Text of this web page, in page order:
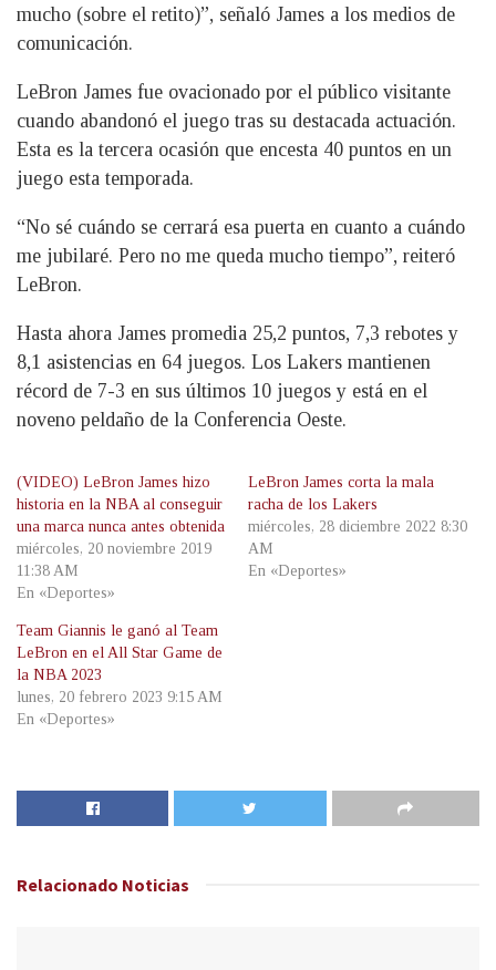
mucho (sobre el retito)”, señaló James a los medios de
comunicación.
LeBron James fue ovacionado por el público visitante
cuando abandonó el juego tras su destacada actuación.
Esta es la tercera ocasión que encesta 40 puntos en un
juego esta temporada.
“No sé cuándo se cerrará esa puerta en cuanto a cuándo
me jubilaré. Pero no me queda mucho tiempo”, reiteró
LeBron.
Hasta ahora James promedia 25,2 puntos, 7,3 rebotes y
8,1 asistencias en 64 juegos. Los Lakers mantienen
récord de 7-3 en sus últimos 10 juegos y está en el
noveno peldaño de la Conferencia Oeste.
(VIDEO) LeBron James hizo
historia en la NBA al conseguir
una marca nunca antes obtenida
miércoles, 20 noviembre 2019
11:38 AM
En «Deportes»
LeBron James corta la mala
racha de los Lakers
miércoles, 28 diciembre 2022 8:30
AM
En «Deportes»
Team Giannis le ganó al Team
LeBron en el All Star Game de
la NBA 2023
lunes, 20 febrero 2023 9:15 AM
En «Deportes»
Relacionado Noticias